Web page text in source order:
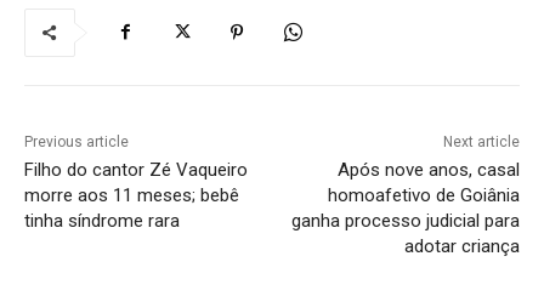
Previous article
Filho do cantor Zé Vaqueiro
morre aos 11 meses; bebê
tinha síndrome rara
Next article
Após nove anos, casal
homoafetivo de Goiânia
ganha processo judicial para
adotar criança